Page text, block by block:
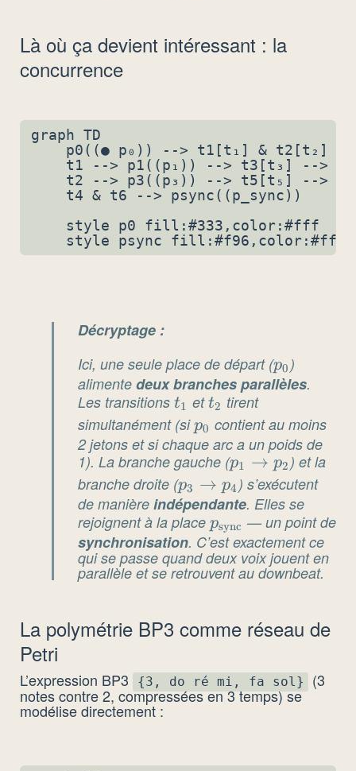
Là où ça devient intéressant : la
concurrence
graph TD
    p0((● p₀)) --> t1[t₁] & t2[t₂]
t1 --> p1((p₁)) --> t3[t₃] -->
t2 --> p3((p₃)) --> t5[t₅] -->
    t4 & t6 --> psync((p_sync))
    style p0 fill:#333,color:#fff
Décryptage :
Ici, une seule place de départ (p_0
p0 )
alimente deux branches parallèles.
Les transitions t_1
t1 ett_2
t2 tirent
simultanément (sip_0
p0 contient au moins
2 jetons et si chaque arc a un poids de
1). La branche gauche (p_1
\to
p_2
p1 → p2 ) et la
branche droite (p_3
\to
p_4
p3 → p4 ) s’exécutent
de manière indépendante. Elles se
rejoignent à la place p_{\text{sync}}
psync — un point de
synchronisation. C’est exactement ce
qui se passe quand deux voix jouent en
parallèle et se retrouvent au downbeat.
La polymétrie BP3 comme réseau de
Petri
L’expression BP3 {3, do ré mi, fa sol} (3
notes contre 2, compressées en 3 temps) se
modélise directement :